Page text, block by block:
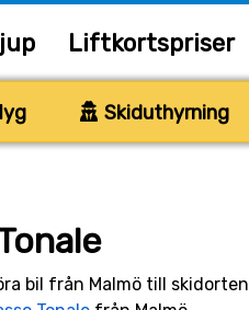
Liftkortspriser
Skiduthyrning
bil från Malmö till skidorten